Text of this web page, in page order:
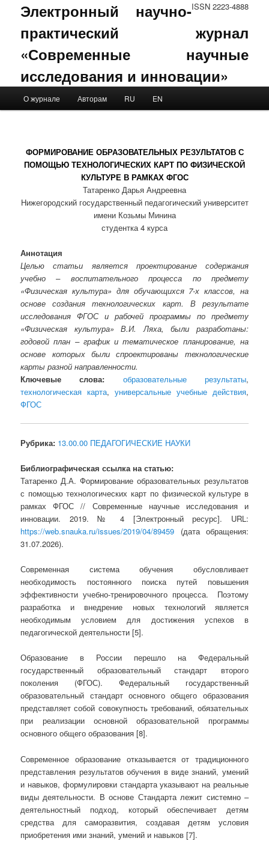
ISSN 2223-4888
Электронный научно-
практический журнал
«Современные научные
исследования и инновации»
Skip to primary content
Skip to secondary content
О журнале Авторам RU EN
ФОРМИРОВАНИЕ ОБРАЗОВАТЕЛЬНЫХ РЕЗУЛЬТАТОВ С
ПОМОЩЬЮ ТЕХНОЛОГИЧЕСКИХ КАРТ ПО ФИЗИЧЕСКОЙ
КУЛЬТУРЕ В РАМКАХ ФГОС
Татаренко Дарья Андреевна
Нижегородский государственный педагогический университет
имени Козьмы Минина
студентка 4 курса
Аннотация
Целью статьи является проектирование содержания
учебно – воспитательного процесса по предмету
«Физическая культура» для обучающихся 7-х классов, на
основе создания технологических карт. В результате
исследования ФГОС и рабочей программы по предмету
«Физическая культура» В.И. Ляха, были разработаны:
годовой план – график и тематическое планирование, на
основе которых были спроектированы технологические
карты разной направленности.
Ключевые слова:
образовательные результаты,
технологическая карта,универсальные учебные действия,
ФГОС
Рубрика: 13.00.00 ПЕДАГОГИЧЕСКИЕ НАУКИ
Библиографическая ссылка на статью:
Татаренко Д.А. Формирование образовательных результатов
с помощью технологических карт по физической культуре в
рамках ФГОС // Современные научные исследования и
инновации. 2019. № 4 [Электронный ресурс]. URL:
https://web.snauka.ru/issues/2019/04/89459 (дата обращения:
31.07.2026).
Современная система обучения обусловливает
необходимость постоянного поиска путей повышения
эффективности учебно-тренировочного процесса. Поэтому
разработка и внедрение новых технологий является
необходимым условием для достижения успехов в
педагогической деятельности [5].
Образование в России перешло на Федеральный
государственный образовательный стандарт второго
поколения (ФГОС). Федеральный государственный
образовательный стандарт основного общего образования
представляет собой совокупность требований, обязательных
при реализации основной образовательной программы
основного общего образования [8].
Современное образование отказывается от традиционного
представления результатов обучения в виде знаний, умений
и навыков, формулировки стандарта указывают на реальные
виды деятельности. В основе Стандарта лежит системно –
деятельностный подход, который обеспечивает детям
средства для саморазвития, создавая детям условия
приобретения ими знаний, умений и навыков [7].